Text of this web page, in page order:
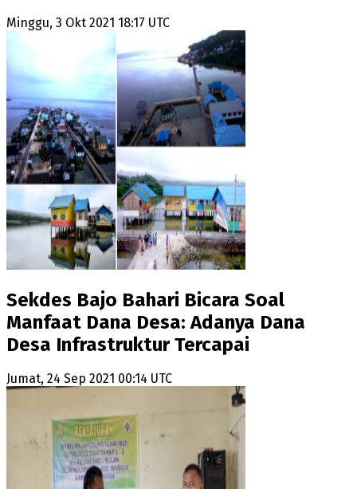
Minggu, 3 Okt 2021 18:17 UTC
Sekdes Bajo Bahari Bicara Soal
Manfaat Dana Desa: Adanya Dana
Desa Infrastruktur Tercapai
Jumat, 24 Sep 2021 00:14 UTC